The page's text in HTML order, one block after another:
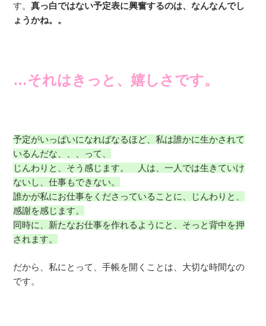
す。真っ白ではない予定表に興奮するのは、なんなんでし
ょうかね。。
…それはきっと、嬉しさです。
予定がいっぱいになればなるほど、私は誰かに生かされて
いるんだな、、、って、
じんわりと、そう感じます。 人は、一人では生きていけ
ないし、仕事もできない。
誰かが私にお仕事をくださっていることに、じんわりと、
感謝を感じます。
同時に、新たなお仕事を作れるようにと、そっと背中を押
されます。
だから、私にとって、手帳を開くことは、大切な時間なの
です。